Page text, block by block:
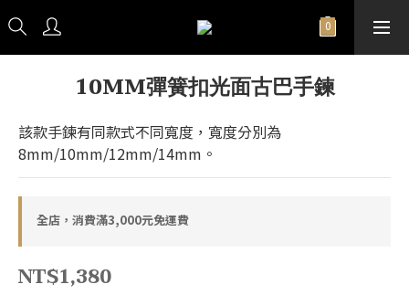
10MM彈簧扣光面古巴手鍊
該款手鍊有同款式不同寬度，寬度分別為
8mm/10mm/12mm/14mm。
全店，消費滿3,000元免運費
NT$1,380